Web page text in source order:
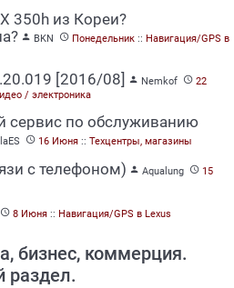
350h из Кореи?
 BKN  Понедельник :: Навигация/GPS в
[2016/08]  Nemkof  22
/ электроника
сервис по обслуживанию
 16 Июня :: Техцентры, магазины
с телефоном)  Aqualung  15
 8 Июня :: Навигация/GPS в Lexus
бизнес, коммерция.